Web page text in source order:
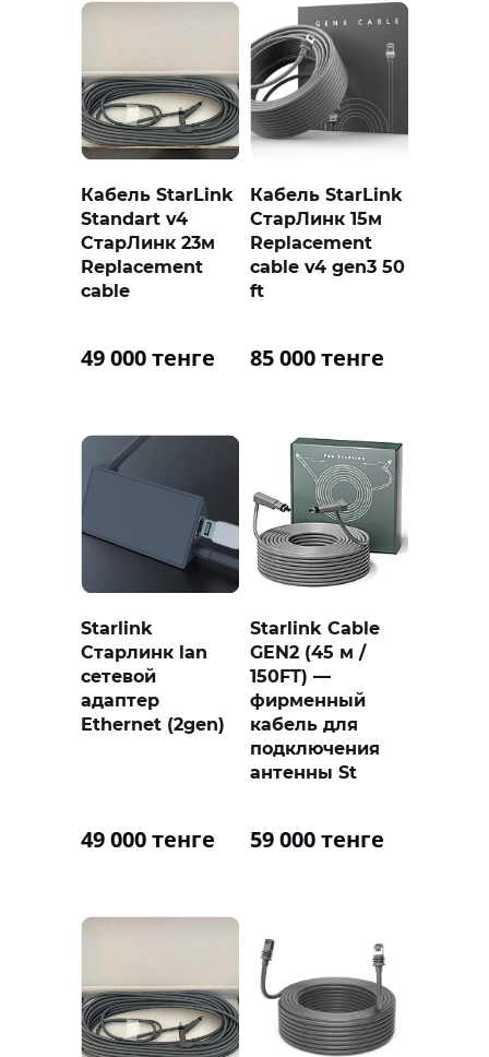
Кабель StarLink
Standart v4
СтарЛинк 23м
Replacement
cable
49 000 тенге
Кабель StarLink
СтарЛинк 15м
Replacement
cable v4 gen3 50
ft
85 000 тенге
Starlink
Старлинк lan
сетевой
адаптер
Ethernet (2gen)
49 000 тенге
Starlink Cable
GEN2 (45 м /
150FT) —
фирменный
кабель для
подключения
антенны St
59 000 тенге